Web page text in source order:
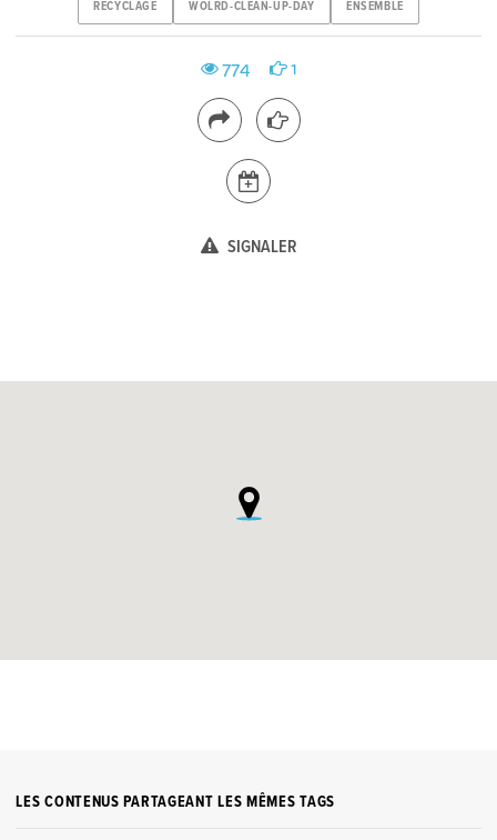
RECYCLAGE WOLRD-CLEAN-UP-DAY ENSEMBLE
774 1
SIGNALER
LES CONTENUS PARTAGEANT LES MÊMES TAGS